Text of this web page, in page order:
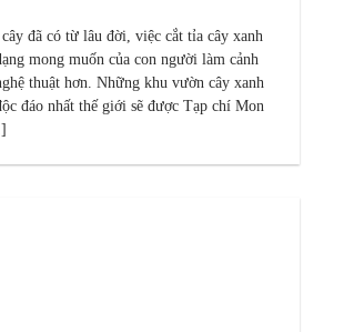
đã có từ lâu đời, việc cắt tỉa cây xanh
mong muốn của con người làm cảnh
thuật hơn. Những khu vườn cây xanh
đáo nhất thế giới sẽ được Tạp chí Mon